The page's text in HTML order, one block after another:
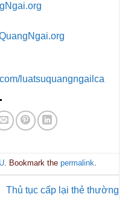
luatsuquangngailca
. Bookmark thepermalink.
Thủ tục cấp lại thẻ thường